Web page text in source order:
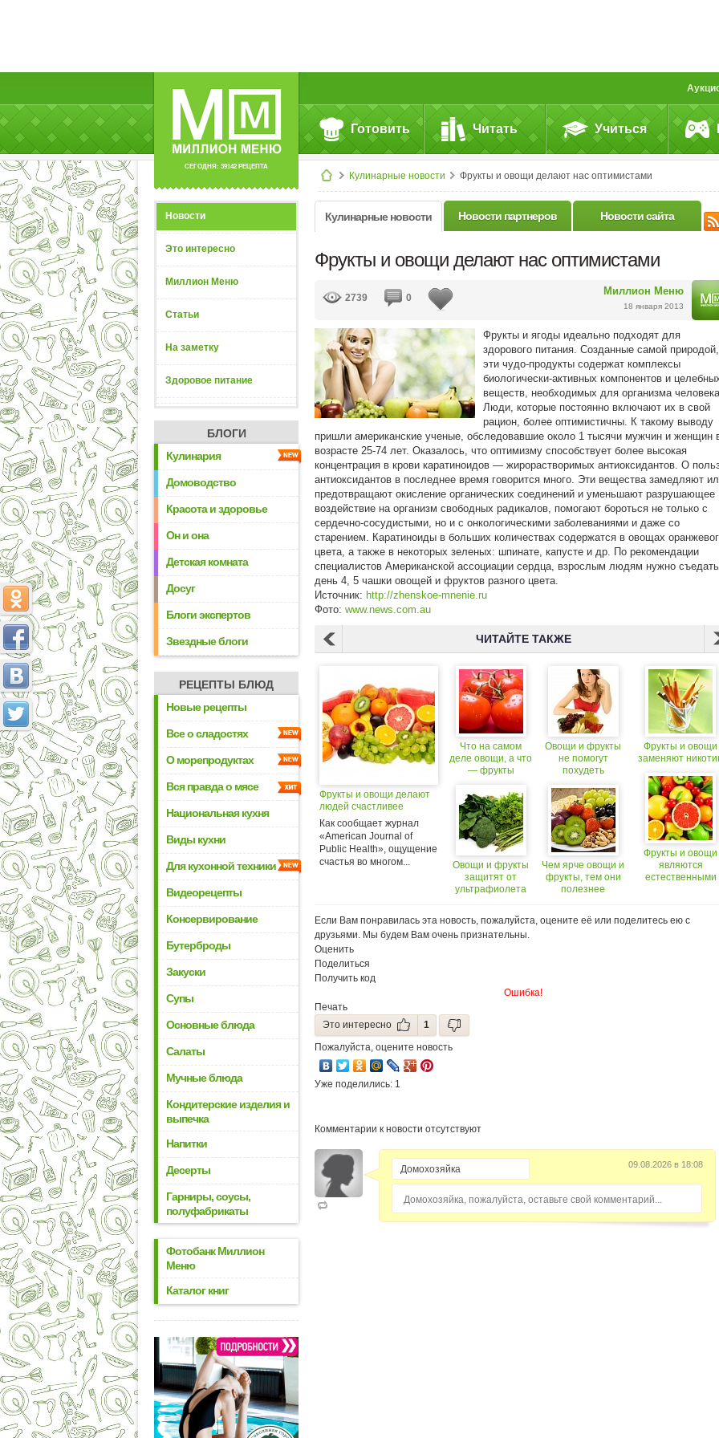
СЕГОДНЯ: 39142 РЕЦЕПТА
Готовить Читать Учиться
Кулинарные новости Фрукты и овощи делают нас оптимистами
Новости
Это интересно
Миллион Меню
Статьи
На заметку
Здоровое питание
БЛОГИ
Кулинария
Домоводство
Красота и здоровье
Он и она
Детская комната
Досуг
Блоги экспертов
Звездные блоги
РЕЦЕПТЫ БЛЮД
Новые рецепты
Все о сладостях
О морепродуктах
Вся правда о мясе
Национальная кухня
Виды кухни
Для кухонной техники
Видеорецепты
Консервирование
Бутерброды
Закуски
Супы
Основные блюда
Салаты
Мучные блюда
Кондитерские изделия и
выпечка
Напитки
Десерты
Гарниры, соусы,
полуфабрикаты
Фотобанк Миллион
Меню
Каталог книг
Кулинарные новости Новости партнеров Новости сайта
Фрукты и овощи делают нас оптимистами
Миллион Меню
18 января 2013
2739 0
Фрукты и ягоды идеально подходят для
здорового питания. Созданные самой природой,
эти чудо-продукты содержат комплексы
биологически-активных компонентов и
веществ, необходимых для организма
Люди, которые постоянно включают их в свой
рацион, более оптимистичны. К такому выводу
пришли американские ученые, обследовавшие около 1 тысячи мужчин и женщин
возрасте 25-74 лет. Оказалось, что оптимизму способствует более высокая
концентрация в крови каратиноидов — жирорастворимых антиоксидантов. О
антиоксидантов в последнее время говорится много. Эти вещества замедляют
предотвращают окисление органических соединений и уменьшают разрушающее
воздействие на организм свободных радикалов, помогают бороться не только с
сердечно-сосудистыми, но и с онкологическими заболеваниями и даже со
старением. Каратиноиды в больших количествах содержатся в овощах
цвета, а также в некоторых зеленых: шпинате, капусте и др. По рекомендации
специалистов Американской ассоциации сердца, взрослым людям нужно
день 4, 5 чашки овощей и фруктов разного цвета.
Источник: http://zhenskoe-mnenie.ru
Фото: www.news.com.au
ЧИТАЙТЕ ТАКЖЕ
Фрукты и овощи делают
людей счастливее
Как сообщает журнал
«American Journal of
Public Health», ощущение
счастья во многом...
Что на самом
деле овощи, а что
— фрукты
Овощи и фрукты
защитят от
ультрафиолета
Овощи и фрукты
не помогут
похудеть
Чем ярче овощи и
фрукты, тем они
полезнее
Фрукты и овощи
заменяют
Фрукты и овощи
являются
естественными
Если Вам понравилась эта новость, пожалуйста, оцените её или поделитесь ею с
друзьями. Мы будем Вам очень признательны.
Оценить
Поделиться
Получить код
Ошибка!
Печать
Это интересно
1
Пожалуйста, оцените новость
Уже поделились: 1
Комментарии к новости отсутствуют
09.08.2026 в 18:08
Домохозяйка, пожалуйста, оставьте свой комментарий...